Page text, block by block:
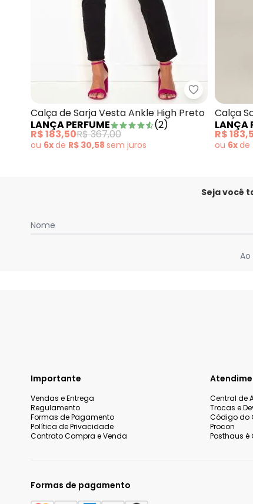
Lança
Calça de Sarja Vesta Ankle High Preto
LANÇA PERFUME
(2)
R$ 183,50R$ 367,00
ou 6xde R$ 30,58 sem juros
Calça
LANÇA
R$
ou 6xde
Seja você
Nome
Importante
Vendas e Entrega
Regulamento
Formas de Pagamento
Política de Privacidade
Contrato Compra e Venda
Central de
Trocas e
Código do
Procon
Posthaus é
Formas de pagamento